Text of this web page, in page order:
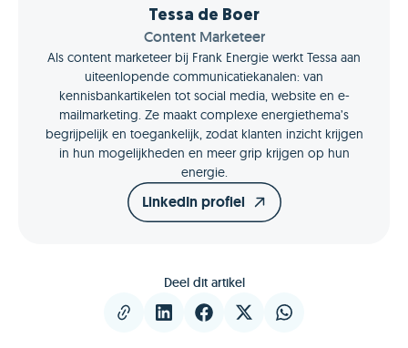
Tessa de Boer
Content Marketeer
Als content marketeer bij Frank Energie werkt Tessa aan
uiteenlopende communicatiekanalen: van
kennisbankartikelen tot social media, website en e-
mailmarketing. Ze maakt complexe energiethema’s
begrijpelijk en toegankelijk, zodat klanten inzicht krijgen
in hun mogelijkheden en meer grip krijgen op hun
energie.
LinkedIn profiel
Deel dit artikel